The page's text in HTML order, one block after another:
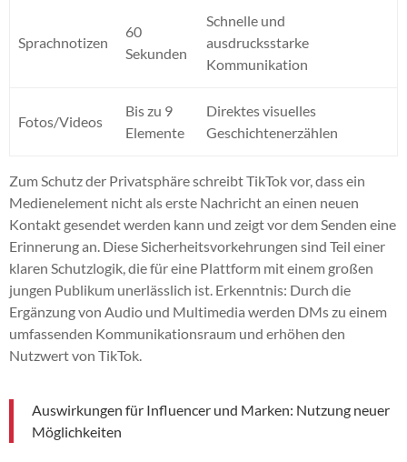
Sprachnotizen
60
Sekunden
Schnelle und
ausdrucksstarke
Kommunikation
Fotos/Videos
Bis zu 9
Elemente
Direktes visuelles
Geschichtenerzählen
Zum Schutz der Privatsphäre schreibt TikTok vor, dass ein
Medienelement nicht als erste Nachricht an einen neuen
Kontakt gesendet werden kann und zeigt vor dem Senden eine
Erinnerung an. Diese Sicherheitsvorkehrungen sind Teil einer
klaren Schutzlogik, die für eine Plattform mit einem großen
jungen Publikum unerlässlich ist. Erkenntnis: Durch die
Ergänzung von Audio und Multimedia werden DMs zu einem
umfassenden Kommunikationsraum und erhöhen den
Nutzwert von TikTok.
Auswirkungen für Influencer und Marken: Nutzung neuer
Möglichkeiten